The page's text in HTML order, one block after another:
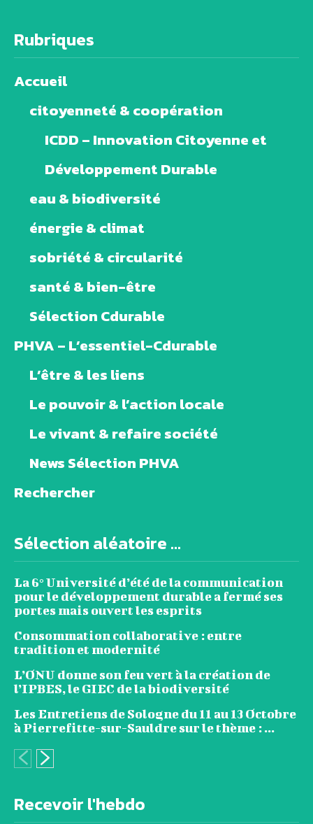
Rubriques
Accueil
citoyenneté & coopération
ICDD – Innovation Citoyenne et
Développement Durable
eau & biodiversité
énergie & climat
sobriété & circularité
santé & bien-être
Sélection Cdurable
PHVA – L’essentiel-Cdurable
L’être & les liens
Le pouvoir & l’action locale
Le vivant & refaire société
News Sélection PHVA
Rechercher
Sélection aléatoire ...
La 6° Université d’été de la communication
pour le développement durable a fermé ses
portes mais ouvert les esprits
Consommation collaborative : entre
tradition et modernité
L’ONU donne son feu vert à la création de
l’IPBES, le GIEC de la biodiversité
Les Entretiens de Sologne du 11 au 13 Octobre
à Pierrefitte-sur-Sauldre sur le thème : ...
Recevoir l'hebdo